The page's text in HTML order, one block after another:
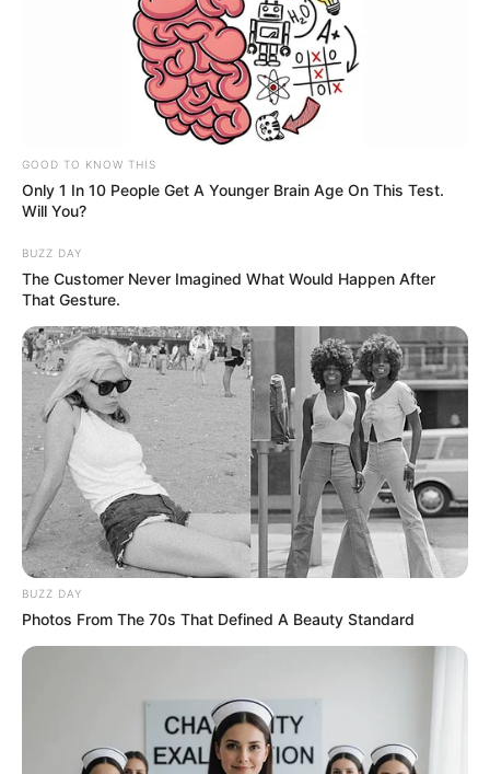
Əhaliyə xəbərdarlıq edildi
11:20 / 16 İyul 2026 CƏMİYYƏT
Güclü külək əsir
249 0
GOOD TO KNOW THIS
Only 1 In 10 People Get A Younger Brain Age On This Test.
Will You?
BUZZ DAY
The Customer Never Imagined What Would Happen After
That Gesture.
BUZZ DAY
Photos From The 70s That Defined A Beauty Standard